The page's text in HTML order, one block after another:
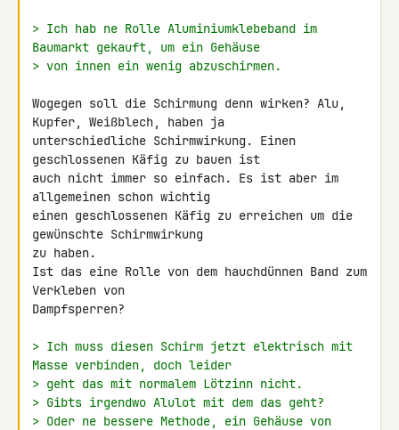
> Ich hab ne Rolle Aluminiumklebeband im
Baumarkt gekauft, um ein Gehäuse
> von innen ein wenig abzuschirmen.
Wogegen soll die Schirmung denn wirken? Alu,
Kupfer, Weißblech, haben ja
unterschiedliche Schirmwirkung. Einen
geschlossenen Käfig zu bauen ist
auch nicht immer so einfach. Es ist aber im
allgemeinen schon wichtig
einen geschlossenen Käfig zu erreichen um die
gewünschte Schirmwirkung
zu haben.
Ist das eine Rolle von dem hauchdünnen Band zum
Verkleben von
Dampfsperren?
> Ich muss diesen Schirm jetzt elektrisch mit
Masse verbinden, doch leider
> geht das mit normalem Lötzinn nicht.
> Gibts irgendwo Alulot mit dem das geht?
> Oder ne bessere Methode, ein Gehäuse von